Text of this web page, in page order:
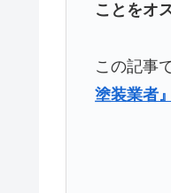
ことをオ
この記事
塗装業者